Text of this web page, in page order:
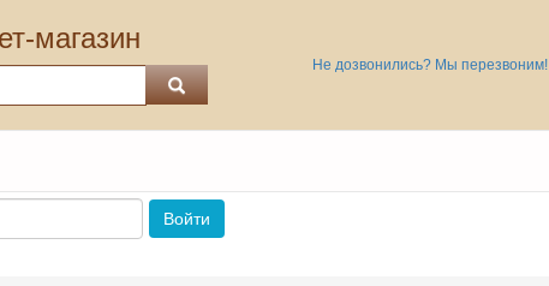
магазин
Не дозвонились? Мы перезвоним!
Войти